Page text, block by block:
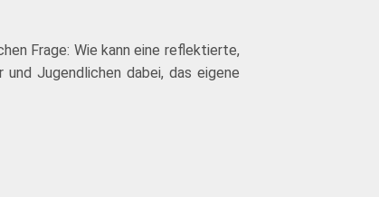
Frage: Wie kann eine reflektierte,
Jugendlichen dabei, das eigene